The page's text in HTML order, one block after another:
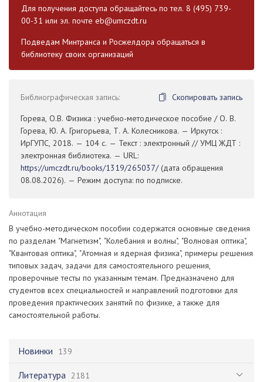
Новинки 139
Литература 2181
Для получения доступа обращайтесь по тел. 8 (495) 739-
00-31 или эл. почте eb@umczdt.ru
Подведам Минтранса и Росжелдора обращаться в
библиотеку своих организаций
Библиографическая запись:
Скопировать запись
Горева, О.В. Физика : учебно-методическое пособие / О. В.
Горева, Ю. А. Григорьева, Т. А. Колесникова. — Иркутск :
ИрГУПС, 2018. — 104 с. — Текст : электронный // УМЦ ЖДТ :
электронная библиотека. — URL:
https://umczdt.ru/books/1319/265037/(дата обращения
08.08.2026). — Режим доступа: по подписке.
Аннотация
В учебно-методическом пособии содержатся основные сведения
по разделам "Магнетизм", "Колебания и волны", "Волновая оптика",
"Квантовая оптика", "Атомная и ядерная физика", примеры решения
типовых задач, задачи для самостоятельного решения,
проверочные тесты по указанным темам. Предназначено для
студентов всех специальностей и направлений подготовки для
проведения практических занятий по физике, а также для
самостоятельной работы.